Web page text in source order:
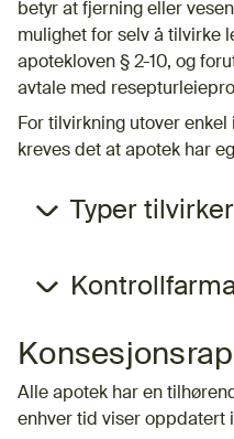
betyr at fjerning eller
mulighet for selv å tilvirke
apotekloven § 2-10, og
avtale med
For tilvirkning utover
kreves det at apotek har
Typer
Alle apotek har en
enhver tid viser oppdatert